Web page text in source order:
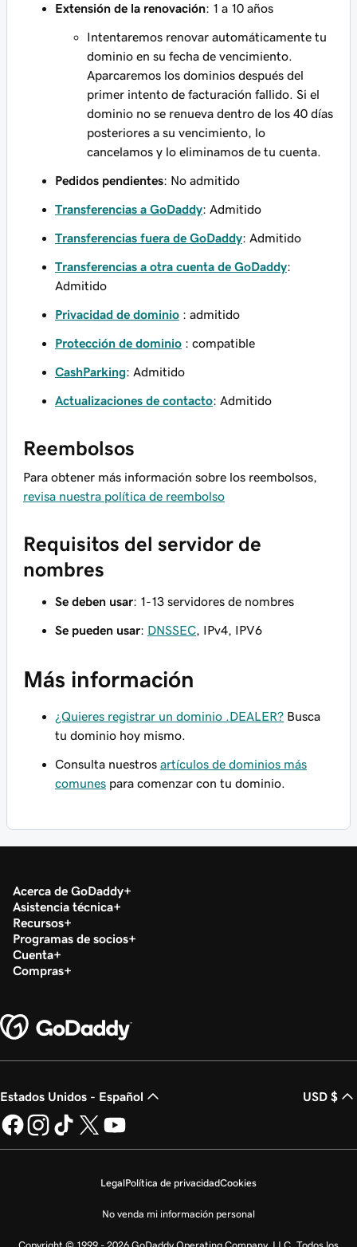
Extensión de la renovación: 1 a 10 años
Intentaremos renovar automáticamente tu
dominio en su fecha de vencimiento.
Aparcaremos los dominios después del
primer intento de facturación fallido. Si el
dominio no se renueva dentro de los 40 días
posteriores a su vencimiento, lo
cancelamos y lo eliminamos de tu cuenta.
Pedidos pendientes: No admitido
Transferencias a GoDaddy: Admitido
Transferencias fuera de GoDaddy: Admitido
Transferencias a otra cuenta de GoDaddy:
Admitido
Privacidad de dominio : admitido
Protección de dominio : compatible
CashParking: Admitido
Actualizaciones de contacto‌‌: Admitido
Reembolsos
Para obtener más información sobre los reembolsos,
revisa nuestra política de reembolso
Requisitos del servidor de
nombres
Se deben usar: 1-13 servidores de nombres
Se pueden usar: DNSSEC , IPv4, IPV6
Más información
¿Quieres registrar un dominio .DEALER? Busca
tu dominio hoy mismo.
Consulta nuestros artículos de dominios más
comunes para comenzar con tu dominio.
Acerca de GoDaddy
Asistencia técnica
Recursos
Programas de socios
Cuenta
Compras
Estados Unidos - Español USD $
LegalPolítica de privacidadCookies
No venda mi información personal